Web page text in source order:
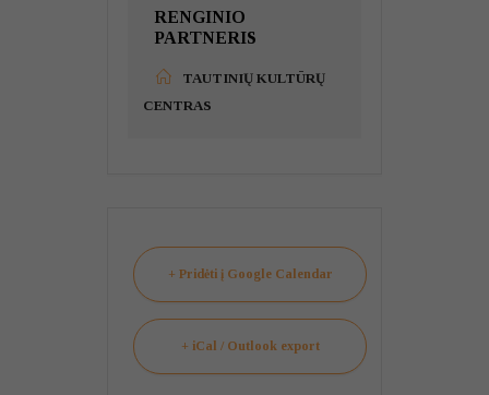
RENGINIO
PARTNERIS
TAUTINIŲ KULTŪRŲ
CENTRAS
+ Pridėti į Google Calendar
+ iCal / Outlook export